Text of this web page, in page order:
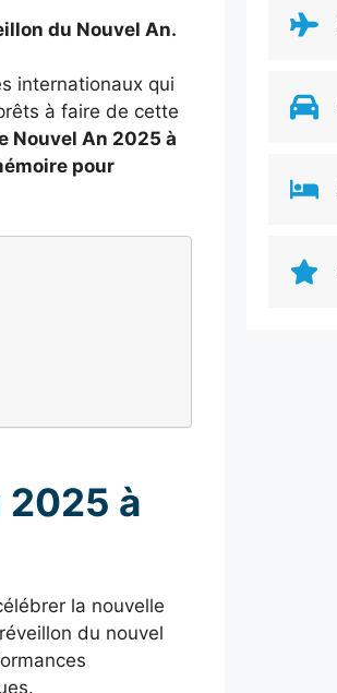
du Nouvel An.
internationaux qui
à faire de cette
Nouvel An 2025 à
pour
2025 à
la nouvelle
du nouvel